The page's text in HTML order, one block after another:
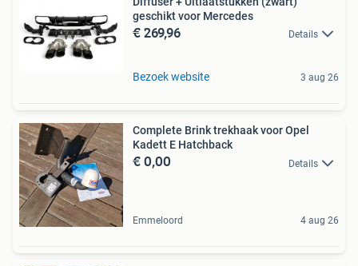
geschikt voor Mercedes
€ 269,96 Details
Bezoek website 3 aug 26
Complete Brink trekhaak voor Opel
Kadett E Hatchback
€ 0,00 Details
Emmeloord 4 aug 26